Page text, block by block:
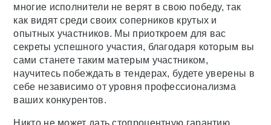
многие исполнители не верят в свою победу, так
как видят среди своих соперников крутых и
опытных участников. Мы приоткроем для вас
секреты успешного участия, благодаря которым вы
сами станете таким матерым участником,
научитесь побеждать в тендерах, будете уверены в
себе независимо от уровня профессионализма
ваших конкурентов.